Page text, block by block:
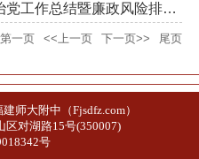
我校召开2020年度全面从严治党工作总结暨廉政风险排查分析会
第一页 <<上一页 下一页>> 尾页
师大附中（Fjsdfz.com）
区对湖路15号(350007)
号